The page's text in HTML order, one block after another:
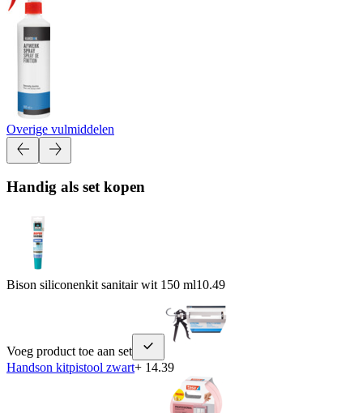
Overige vulmiddelen
Handig als set kopen
Bison siliconenkit sanitair wit 150 ml10.49
Voeg product toe aan set
Handson kitpistool zwart+ 14.39